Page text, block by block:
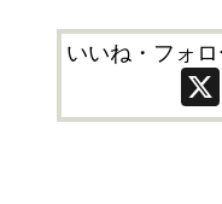
いいね・フォ